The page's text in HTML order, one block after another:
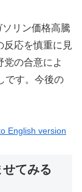
リン価格高騰
反応を慎重に見
の合意によ
です。今後の
English version
てみる